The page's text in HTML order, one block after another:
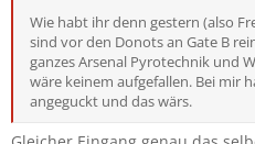
Wie habt ihr denn gestern (also
sind vor den Donots an Gate B
ganzes Arsenal Pyrotechnik und
wäre keinem aufgefallen. Bei mir
angeguckt und das wärs.